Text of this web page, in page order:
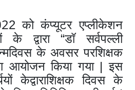
2 को कंप्यूटर एप्लीकेशन
के द्वारा “डॉ सर्वपल्ली
के अवसर परशिक्षक
आयोजन किया गया | इस
केद्वाराशिक्षक दिवस के